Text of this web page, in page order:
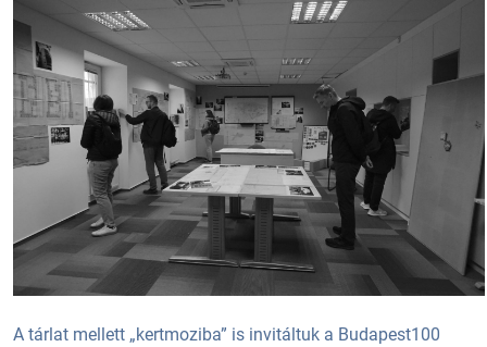
A tárlat mellett „kertmoziba” is invitáltuk a Budapest100